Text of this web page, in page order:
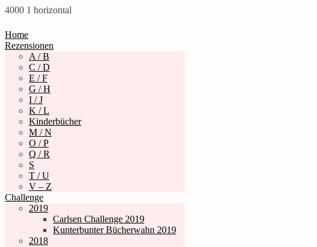
4000 1 horizontal
Home
Rezensionen
A / B
C / D
E / F
G / H
I / J
K / L
Kinderbücher
M / N
O / P
Q / R
S
T / U
V – Z
Challenge
2019
Carlsen Challenge 2019
Kunterbunter Bücherwahn 2019
2018